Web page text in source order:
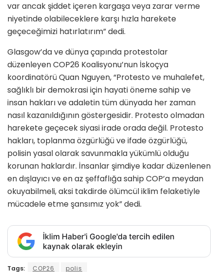
var ancak şiddet içeren kargaşa veya zarar verme
niyetinde olabileceklere karşı hızla harekete
geçeceğimizi hatırlatırım” dedi.
Glasgow’da ve dünya çapında protestolar
düzenleyen COP26 Koalisyonu’nun İskoçya
koordinatörü Quan Nguyen, “Protesto ve muhalefet,
sağlıklı bir demokrasi için hayati öneme sahip ve
insan hakları ve adaletin tüm dünyada her zaman
nasıl kazanıldığının göstergesidir. Protesto olmadan
harekete geçecek siyasi irade orada değil. Protesto
hakları, toplanma özgürlüğü ve ifade özgürlüğü,
polisin yasal olarak savunmakla yükümlü olduğu
korunan haklardır. İnsanlar şimdiye kadar düzenlenen
en dışlayıcı ve en az şeffaflığa sahip COP’a meydan
okuyabilmeli, aksi takdirde ölümcül iklim felaketiyle
mücadele etme şansımız yok” dedi.
İklim Haber'i Google'da tercih edilen
kaynak olarak ekleyin
Tags: COP26 polis